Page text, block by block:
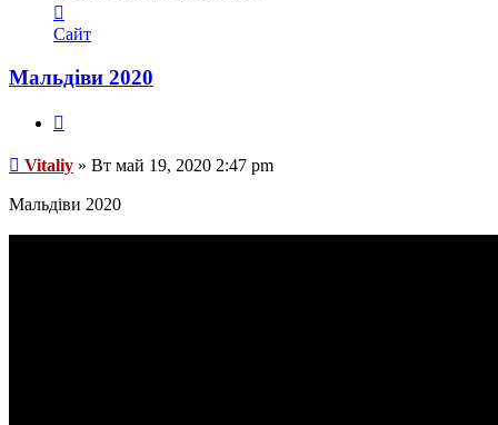
информация
пользователя
Vitaliy
Сайт
Мальдіви 2020
Сообщение
Vitaliy » Вт май 19, 2020 2:47 pm
Мальдіви 2020